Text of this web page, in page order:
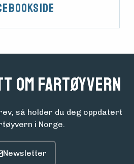
om fartøyvern
så holder du deg oppdatert
i Norge.